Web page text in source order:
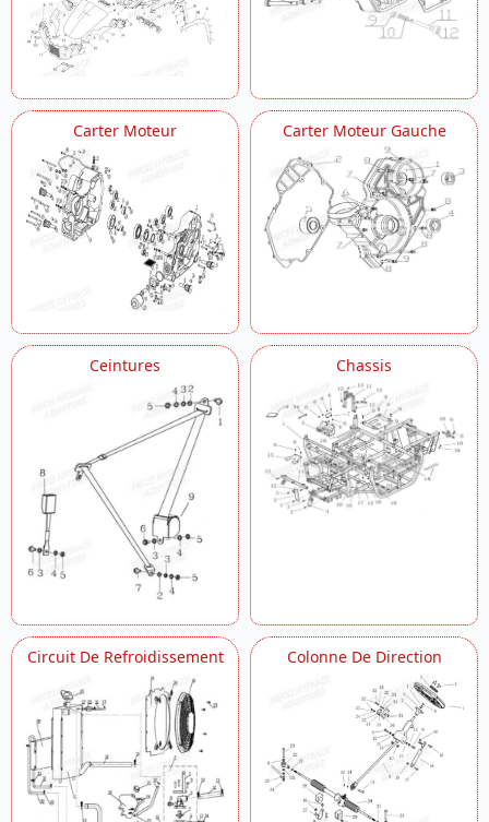
Carter Moteur Carter Moteur Gauche
Ceintures Chassis
Circuit De Refroidissement Colonne De Direction